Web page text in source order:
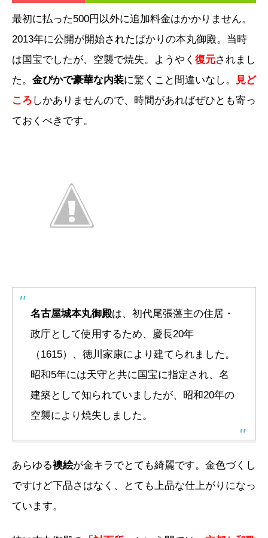
最初に払った500円以外に追加料金はかかりません。
2013年に公開が開始されたばかりの本丸御殿。当時
は国宝でしたが、空襲で焼失。ようやく 復元されまし
た。 金ぴかで豪華な内装に驚くこと間違いなし。
見ど
ころ しかありませんので、時間があればぜひとも寄っ
ておくべきです。
名古屋城本丸御殿は、初代尾張藩主の住居・
政庁として使用するため、慶長20年
（1615）、徳川家康により建てられました。
昭和5年には天守と共に国宝に指定され、名
建築として知られていましたが、昭和20年の
空襲により焼失しました。
あらゆる襖絵が金キラでとても綺麗です。金色づくし
ですけど下品さはなく、とても上品な仕上がりになっ
ています。